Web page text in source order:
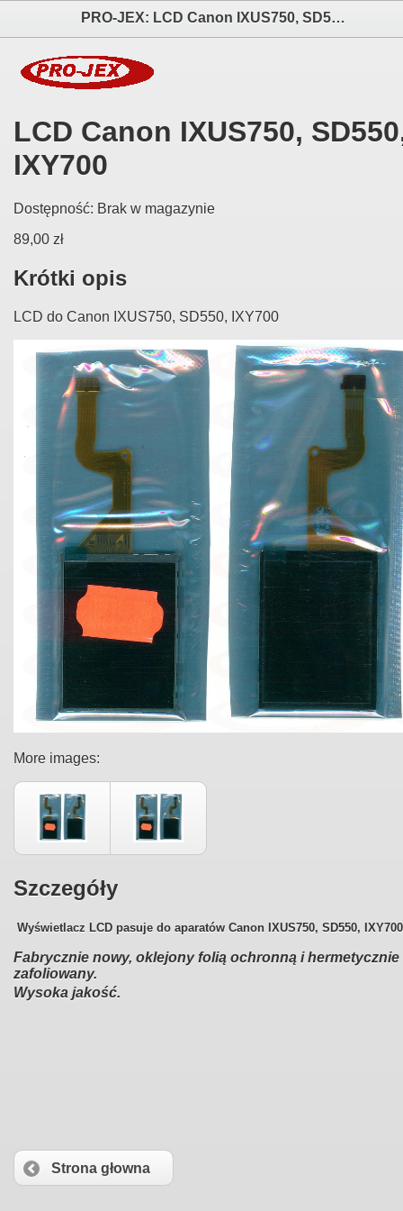
PRO-JEX: LCD Canon IXUS750, SD550, IXY700 elektronika i akcesoria aparatów fotograficznych
LCD Canon IXUS750,
IXY700
Dostępność: Brak w magazynie
89,00 zł
Krótki opis
LCD do Canon IXUS750, SD550, IXY700
More images:
Szczegóły
Wyświetlacz LCD pasuje do aparatów Canon IXUS750, SD550, IXY700
Fabrycznie nowy, oklejony folią ochronną i hermetycznie
zafoliowany.
Wysoka jakość.
Strona głowna